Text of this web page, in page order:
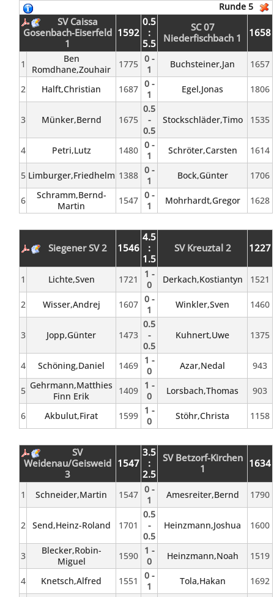
Runde 5
SV Caissa
Gosenbach-Eiserfeld
1
1592
0.5
:
5.5
SC 07
Niederfischbach 1
1658
1
Ben
Romdhane,Zouhair
1775 0 -
1
Buchsteiner,Jan 1657
2 Halft,Christian 1687 0 -
1
Egel,Jonas 1806
3 Münker,Bernd 1675
0.5
-
0.5
Stockschläder,Timo 1535
4 Petri,Lutz 1480 0 -
1
Schröter,Carsten 1614
5 Limburger,Friedhelm 1388 0 -
1
Bock,Günter 1706
6
Schramm,Bernd-
Martin
1547 0 -
1
Mohrhardt,Gregor 1628
Siegener SV 2 1546
4.5
:
1.5
SV Kreuztal 2 1227
1 Lichte,Sven 1721
1 -
0
Derkach,Kostiantyn 1521
2 Wisser,Andrej 1607 0 -
1
Winkler,Sven 1460
3 Jopp,Günter 1473
0.5
-
0.5
Kuhnert,Uwe 1375
4 Schöning,Daniel 1469 1 -
0
Azar,Nedal 943
5 Gehrmann,Matthies
Finn Erik
1409 1 -
0
Lorsbach,Thomas 903
6 Akbulut,Firat 1599 1 -
0
Stöhr,Christa 1158
SV
Weidenau/Geisweid
3
1547
3.5
:
2.5
SV Betzorf-Kirchen
1
1634
1 Schneider,Martin 1547 0 -
1
Amesreiter,Bernd 1790
2 Send,Heinz-Roland 1701
0.5
-
0.5
Heinzmann,Joshua 1600
3
Blecker,Robin-
Miguel
1590 1 -
0
Heinzmann,Noah 1519
4 Knetsch,Alfred 1551
0 -
1
Tola,Hakan
1692